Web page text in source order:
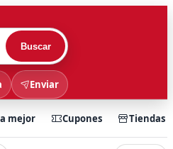
Buscar
Enviar
mejor Cupones Tiendas